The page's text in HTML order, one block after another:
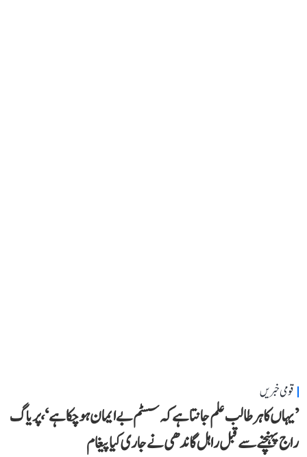
قومی خبریں
’یہاں کا ہر طالب علم جانتا ہے کہ سسٹم بے ایمان ہو چکا ہے‘، پریاگ
راج پہنچنے سے قبل راہل گاندھی نے جاری کیا پیغام